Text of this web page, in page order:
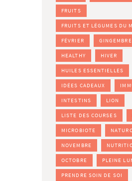
FRUITS
FRUITS ET LÉGUMES DU
FÉVRIER GINGEMBRE
HEALTHY HIVER
HUILES ESSENTIELLES
IDÉES CADEAUX
INTESTINS LION
LISTE DES COURSES
MICROBIOTE
NOVEMBRE
OCTOBRE PLEINE
PRENDRE SOIN DE SOI